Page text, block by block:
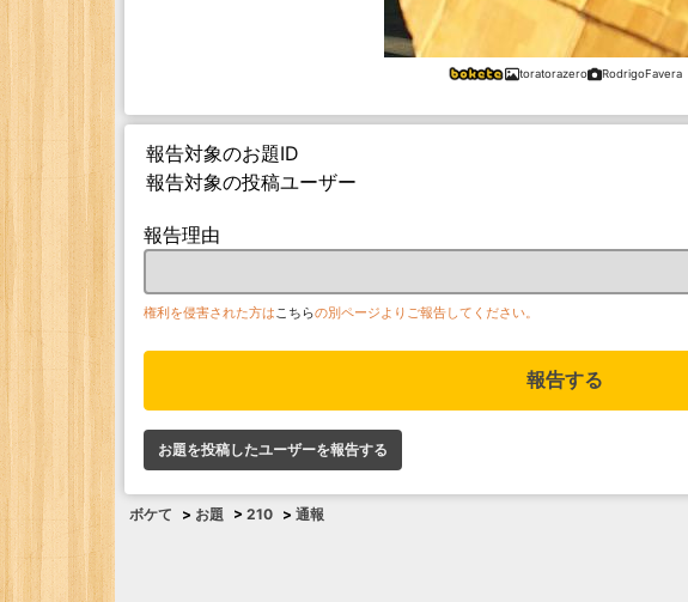
toratorazero RodrigoFavera
報告対象のお題ID
報告対象の投稿ユーザー
報告理由
権利を侵害された方はこちらの別ページよりご報告してください。
報告する
お題を投稿したユーザーを報告する
ボケて > お題 > 210 > 通報